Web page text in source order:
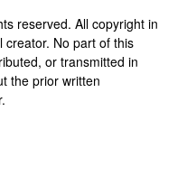
reserved. All copyright in
creator. No part of this
or transmitted in
the prior written